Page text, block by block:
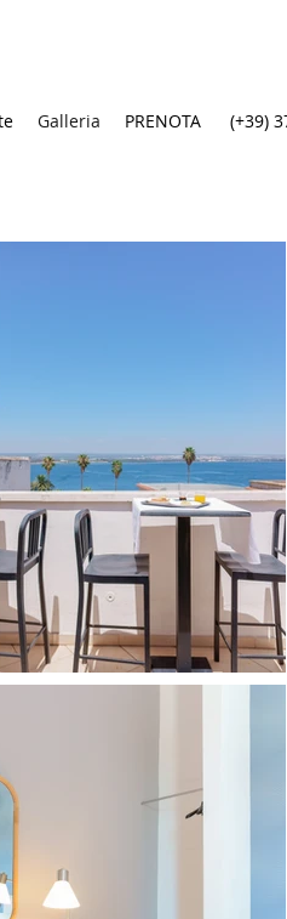
Galleria PRENOTA (+39)